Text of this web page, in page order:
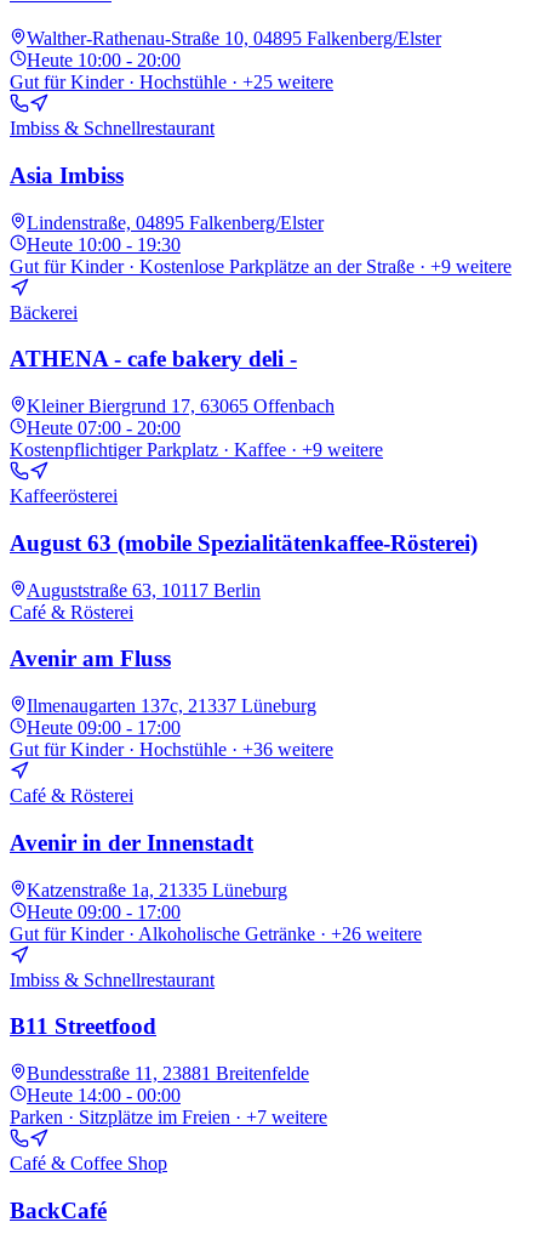
Walther-Rathenau-Straße 10, 04895 Falkenberg/Elster
Heute 10:00 - 20:00
Gut für Kinder · Hochstühle · +25 weitere
Imbiss & Schnellrestaurant
Asia Imbiss
Lindenstraße, 04895 Falkenberg/Elster
Heute 10:00 - 19:30
Gut für Kinder · Kostenlose Parkplätze an der Straße · +9 weitere
Bäckerei
ATHENA - cafe bakery deli -
Kleiner Biergrund 17, 63065 Offenbach
Heute 07:00 - 20:00
Kostenpflichtiger Parkplatz · Kaffee · +9 weitere
Kaffeerösterei
August 63 (mobile Spezialitätenkaffee-Rösterei)
Auguststraße 63, 10117 Berlin
Café & Rösterei
Avenir am Fluss
Ilmenaugarten 137c, 21337 Lüneburg
Heute 09:00 - 17:00
Gut für Kinder · Hochstühle · +36 weitere
Café & Rösterei
Avenir in der Innenstadt
Katzenstraße 1a, 21335 Lüneburg
Heute 09:00 - 17:00
Gut für Kinder · Alkoholische Getränke · +26 weitere
Imbiss & Schnellrestaurant
B11 Streetfood
Bundesstraße 11, 23881 Breitenfelde
Heute 14:00 - 00:00
Parken · Sitzplätze im Freien · +7 weitere
Café & Coffee Shop
BackCafé